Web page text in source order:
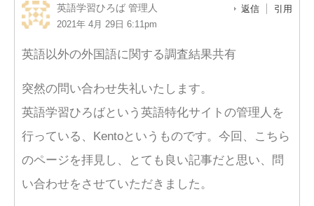
英語学習ひろば 管理人
2021年 4月 29日 6:11pm
返信 引用
英語以外の外国語に関する調査結果共有
突然の問い合わせ失礼いたします。
英語学習ひろばという英語特化サイトの管理人を
行っている、Kentoというものです。今回、こちら
のページを拝見し、とても良い記事だと思い、問
い合わせをさせていただきました。